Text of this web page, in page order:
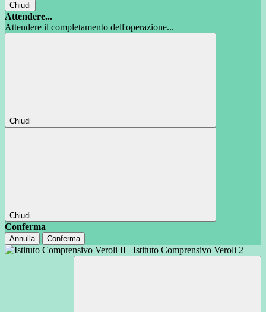
Chiudi
Attendere...
Attendere il completamento dell'operazione...
Chiudi
Chiudi
Conferma
Annulla Conferma
Istituto Comprensivo Veroli 2